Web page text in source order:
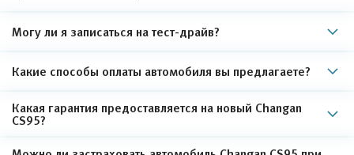
Могу ли я записаться на тест-драйв?
Какие способы оплаты автомобиля вы предлагаете?
Какая гарантия предоставляется на новый Changan
CS95?